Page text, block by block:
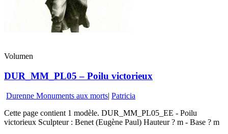
Volumen
DUR_MM_PL05 – Poilu victorieux
Durenne Monuments aux morts| Patricia
Cette page contient 1 modèle. DUR_MM_PL05_EE - Poilu
victorieux Sculpteur : Benet (Eugène Paul) Hauteur ? m - Base ? m